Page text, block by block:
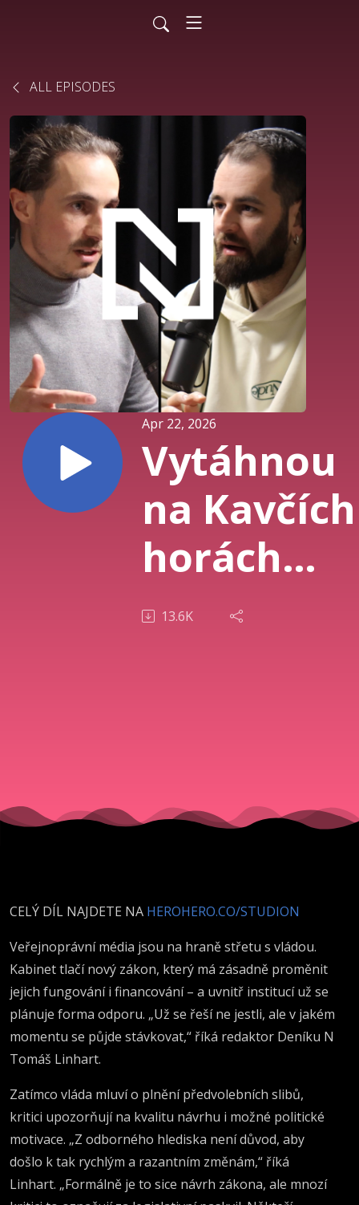
ALL EPISODES
Apr 22, 2026
Vytáhnou
na Kavčích
horách
spacáky?
půjde
stávkovat“
13.6K
CELÝ DÍL NAJDETE NA HEROHERO.CO/STUDION
Veřejnoprávní média jsou na hraně střetu s vládou.
Kabinet tlačí nový zákon, který má zásadně proměnit
jejich fungování i financování – a uvnitř institucí už se
plánuje forma odporu. „Už se řeší ne jestli, ale v jakém
momentu se půjde stávkovat,“ říká redaktor Deníku N
Tomáš Linhart.
Zatímco vláda mluví o plnění předvolebních slibů,
kritici upozorňují na kvalitu návrhu i možné politické
motivace. „Z odborného hlediska není důvod, aby
došlo k tak rychlým a razantním změnám,“ říká
Linhart. „Formálně je to sice návrh zákona, ale mnozí